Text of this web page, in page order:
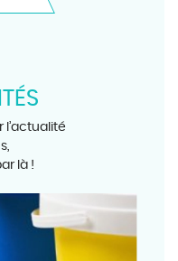
l’actualité
là !